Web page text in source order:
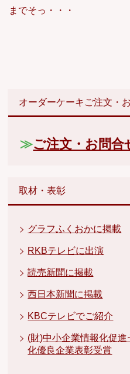
までそっ・・・
オーダーケーキご注文・
≫ご注文・お問合
取材・表彰
グラフふくおかに掲載
RKBテレビに出演
読売新聞に掲載
西日本新聞に掲載
KBCテレビでご紹介
(財)中小企業情報化促
化優良企業表彰受賞